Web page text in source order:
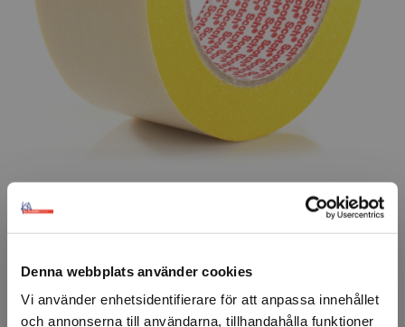
Denna webbplats använder cookies
Vi använder enhetsidentifierare för att anpassa innehållet
och annonserna till användarna, tillhandahålla funktioner
FÖRSTASIDAN TEJP & LIM DUBBELHÄFTANDE TEJP MONTERINGSTEJP